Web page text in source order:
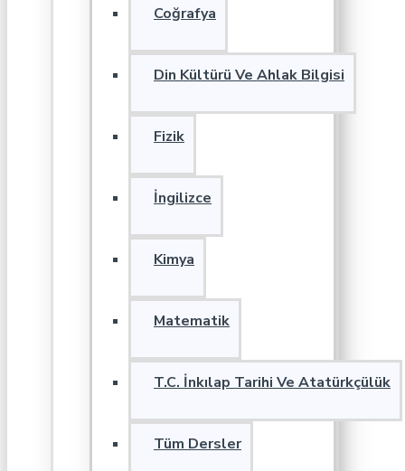
Coğrafya
Din Kültürü Ve Ahlak Bilgisi
Fizik
İngilizce
Kimya
Matematik
T.C. İnkılap Tarihi Ve Atatürkçülük
Tüm Dersler